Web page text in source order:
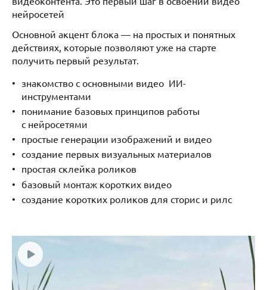
нейросетей
Основной акцент блока — на простых и понятных
действиях, которые позволяют уже на старте
получить первый результат.
знакомство с основными видео ИИ-
инструментами
понимание базовых принципов работы
с нейросетями
простые генерации изображений и видео
создание первых визуальных материалов
простая склейка роликов
базовый монтаж коротких видео
создание коротких роликов для сторис и рилс